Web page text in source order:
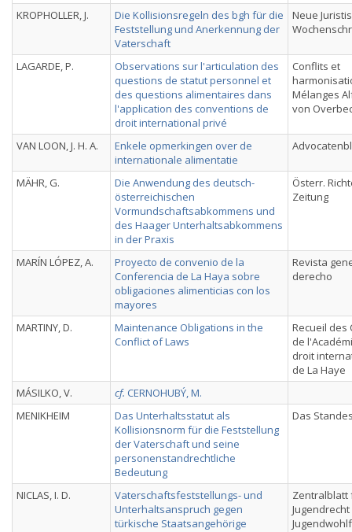
KROPHOLLER, J.
Die Kollisionsregeln des bgh für die
Feststellung und Anerkennung der
Vaterschaft
Neue
LAGARDE, P.
Observations sur l'articulation des
questions de statut personnel et
des questions alimentaires dans
l'application des conventions de
droit international privé
Conflits et
Mélanges
von
VAN LOON, J. H. A.
Enkele opmerkingen over de
internationale alimentatie
MÄHR, G.
Die Anwendung des deutsch-
österreichischen
Vormundschaftsabkommens und
des Haager Unterhaltsabkommens
in der Praxis
Österr.
Zeitung
MARÍN LÓPEZ, A.
Proyecto de convenio de la
Conferencia de La Haya sobre
obligaciones alimenticias con los
mayores
Revista
derecho
MARTINY, D.
Maintenance Obligations in the
Conflict of Laws
Recueil des
de
droit
de La Haye
MÁSILKO, V.
cf. CERNOHUBÝ, M.
MENIKHEIM
Das Unterhaltsstatut als
Kollisionsnorm für die Feststellung
der Vaterschaft und seine
personenstandrechtliche
Bedeutung
Das
NICLAS, I. D.
Vaterschaftsfeststellungs- und
Unterhaltsanspruch gegen
türkische Staatsangehörige
Zentralblatt